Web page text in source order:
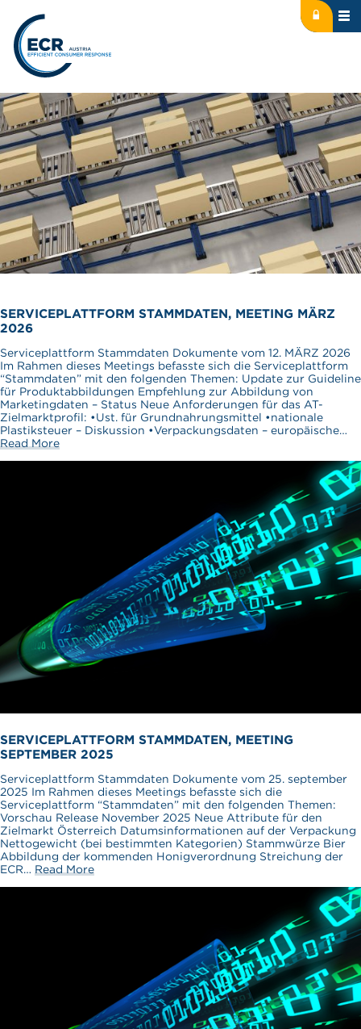
Logo: ECR Austria Icon:
SERVICEPLATTFORM STAMMDATEN, MEETING MÄRZ
2026
Serviceplattform Stammdaten Dokumente vom 12. MÄRZ 2026
Im Rahmen dieses Meetings befasste sich die Serviceplattform
“Stammdaten” mit den folgenden Themen: Update zur Guideline
für Produktabbildungen Empfehlung zur Abbildung von
Marketingdaten – Status Neue Anforderungen für das AT-
Zielmarktprofil: •Ust. für Grundnahrungsmittel •nationale
Plastiksteuer – Diskussion •Verpackungsdaten – europäische…
Read More
SERVICEPLATTFORM STAMMDATEN, MEETING
SEPTEMBER 2025
Serviceplattform Stammdaten Dokumente vom 25. september
2025 Im Rahmen dieses Meetings befasste sich die
Serviceplattform “Stammdaten” mit den folgenden Themen:
Vorschau Release November 2025 Neue Attribute für den
Zielmarkt Österreich Datumsinformationen auf der Verpackung
Nettogewicht (bei bestimmten Kategorien) Stammwürze Bier
Abbildung der kommenden Honigverordnung Streichung der
ECR… Read More